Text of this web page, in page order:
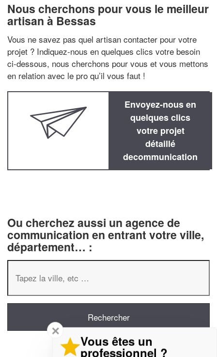
Nous cherchons pour vous le meilleur
artisan à Bessas
Vous ne savez pas quel artisan contacter pour votre
projet ? Indiquez-nous en quelques clics votre besoin
ci-dessous, nous cherchons pour vous et vous mettons
en relation avec le pro qu’il vous faut !
Envoyez-nous en
quelques clics
votre projet
détaillé
decommunication
Ou cherchez aussi un agence de
communication en entrant votre ville,
département… :
✕
Vous êtes un
professionnel ?